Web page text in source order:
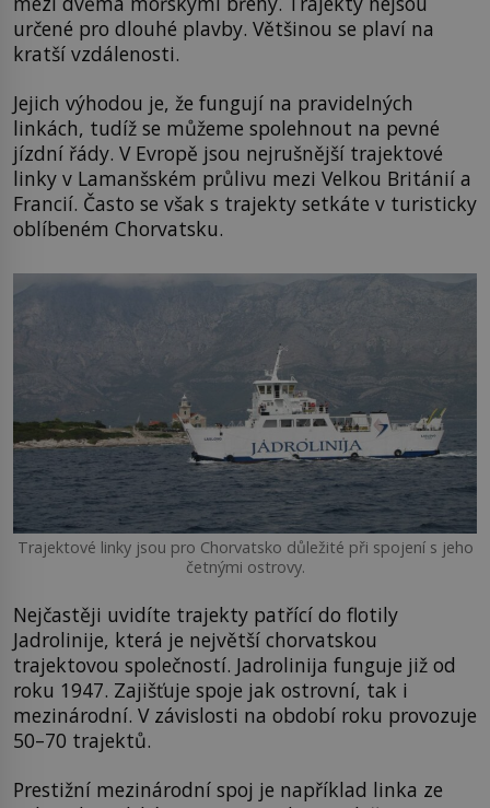
určené pro dlouhé plavby. Většinou se plaví na
kratší vzdálenosti.
Jejich výhodou je, že fungují na pravidelných
linkách, tudíž se můžeme spolehnout na pevné
jízdní řády. V Evropě jsou nejrušnější trajektové
linky v Lamanšském průlivu mezi Velkou Británií a
Francií. Často se však s trajekty setkáte v turisticky
oblíbeném Chorvatsku.
Trajektové linky jsou pro Chorvatsko důležité při spojení s jeho
četnými ostrovy.
Nejčastěji uvidíte trajekty patřící do flotily
Jadrolinije, která je největší chorvatskou
trajektovou společností. Jadrolinija funguje již od
roku 1947. Zajišťuje spoje jak ostrovní, tak i
mezinárodní. V závislosti na období roku provozuje
50–70 trajektů.
Prestižní mezinárodní spoj je například linka ze